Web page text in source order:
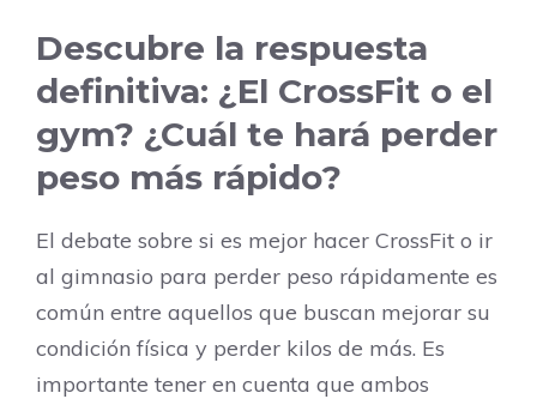
Descubre la respuesta
definitiva: ¿El CrossFit o el
gym? ¿Cuál te hará perder
peso más rápido?
El debate sobre si es mejor hacer CrossFit o ir
al gimnasio para perder peso rápidamente es
común entre aquellos que buscan mejorar su
condición física y perder kilos de más. Es
importante tener en cuenta que ambos